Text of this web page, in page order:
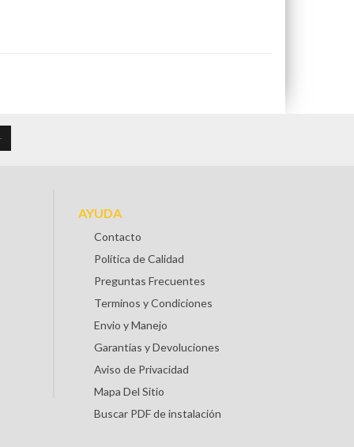
AYUDA
Contacto
Política de Calidad
Preguntas Frecuentes
Terminos y Condiciones
Envio y Manejo
Garantías y Devoluciones
Aviso de Privacidad
Mapa Del Sitio
Buscar PDF de instalación